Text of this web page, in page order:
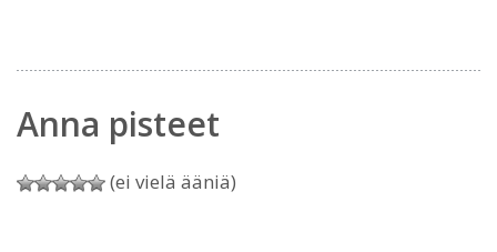
Anna pisteet
(ei vielä ääniä)